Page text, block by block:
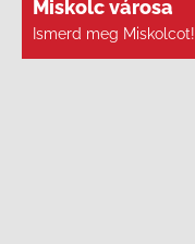
Miskolc városa
Ismerd meg Miskolcot!